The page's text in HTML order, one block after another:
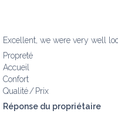
Excellent, we were very well
Propreté
Accueil
Confort
Qualité / Prix
Réponse du propriétaire